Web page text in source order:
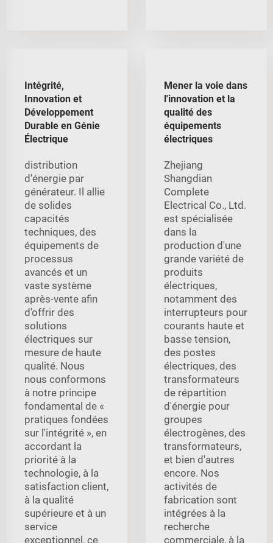
Intégrité,
Innovation et
Développement
Durable en Génie
Électrique
distribution
d'énergie par
générateur. Il allie
de solides
capacités
techniques, des
équipements de
processus
avancés et un
vaste système
après-vente afin
d'offrir des
solutions
électriques sur
mesure de haute
qualité. Nous
nous conformons
à notre principe
fondamental de «
pratiques fondées
sur l'intégrité », en
accordant la
priorité à la
technologie, à la
satisfaction client,
à la qualité
supérieure et à un
service
exceptionnel, ce
Mener la voie dans
l'innovation et la
qualité des
équipements
électriques
Zhejiang
Shangdian
Complete
Electrical Co., Ltd.
est spécialisée
dans la
production d'une
grande variété de
produits
électriques,
notamment des
interrupteurs pour
courants haute et
basse tension,
des postes
électriques, des
transformateurs
de répartition
d'énergie pour
groupes
électrogènes, des
transformateurs,
et bien d'autres
encore. Nos
activités de
fabrication sont
intégrées à la
recherche
commerciale, à la